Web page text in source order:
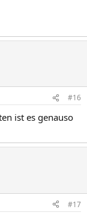
#16
ist es genauso
#17